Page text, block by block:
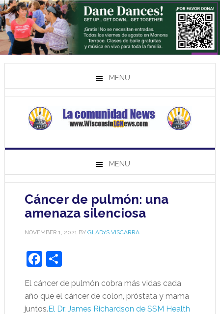
MENU
MENU
Cáncer de pulmón: una
amenaza silenciosa
NOVEMBER 1, 2021BY GLADYS VISCARRA
Facebook
Share
El cáncer de pulmón cobra más vidas cada
año que el cáncer de colon, próstata y mama
juntos.El Dr. James Richardson de SSM Health